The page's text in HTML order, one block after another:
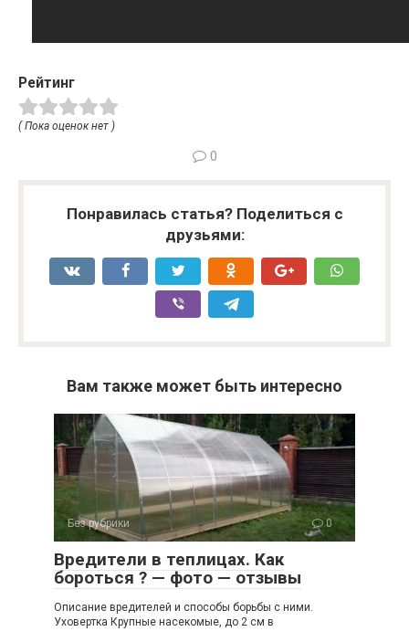
Рейтинг
( Пока оценок нет )
0
Понравилась статья? Поделиться с
друзьями:
Вам также может быть интересно
Без рубрики 0
Вредители в теплицах. Как
бороться ? — фото — отзывы
Описание вредителей и способы борьбы с ними.
Уховертка Крупные насекомые, до 2 см в